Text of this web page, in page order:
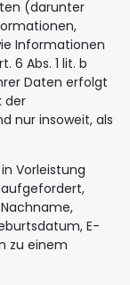
(darunter
Informationen
6 Abs. 1 lit. b
Daten erfolgt
der
nur insoweit, als
Vorleistung
E-
zu einem